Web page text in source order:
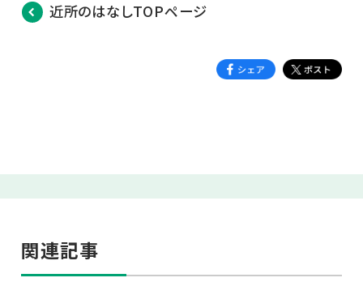
近所のはなしTOPページ
関連記事